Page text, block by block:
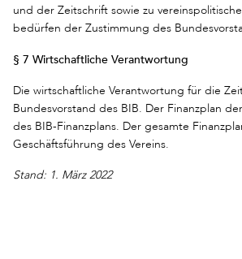
und der Zeitschrift sowie zu
bedürfen der Zustimmung des
§ 7 Wirtschaftliche Verantwortung
Die wirtschaftliche Verantwortung für die
Bundesvorstand des BIB. Der Finanzplan
des BIB-Finanzplans. Der gesamte
Geschäftsführung des Vereins.
Stand: 1. März 2022